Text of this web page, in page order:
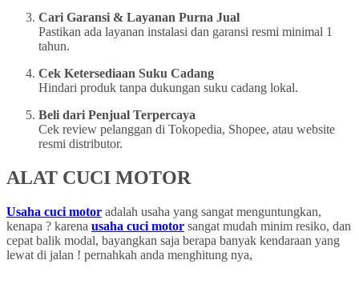
Cari Garansi & Layanan Purna Jual
Pastikan ada layanan instalasi dan garansi resmi minimal 1
tahun.
Cek Ketersediaan Suku Cadang
Hindari produk tanpa dukungan suku cadang lokal.
Beli dari Penjual Terpercaya
Cek review pelanggan di Tokopedia, Shopee, atau website
resmi distributor.
ALAT CUCI MOTOR
Usaha cuci motor adalah usaha yang sangat menguntungkan,
kenapa ? karena usaha cuci motor sangat mudah minim resiko, dan
cepat balik modal, bayangkan saja berapa banyak kendaraan yang
lewat di jalan ! pernahkah anda menghitung nya,